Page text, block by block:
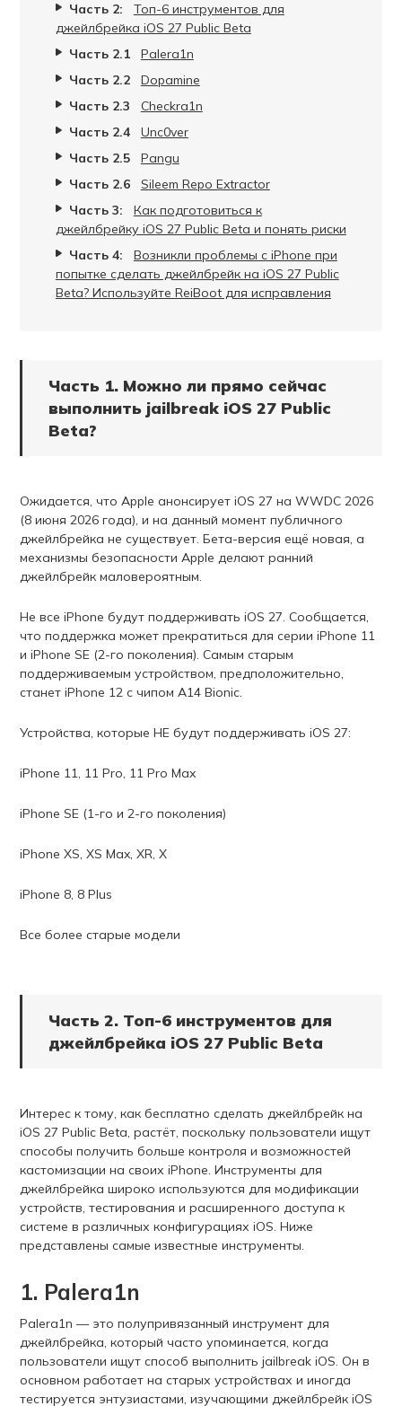
Часть 2:
Топ-6 инструментов для
джейлбрейка iOS 27 Public Beta
Часть 2.1
Palera1n
Часть 2.2
Dopamine
Часть 2.3
Checkra1n
Часть 2.4
Unc0ver
Часть 2.5
Pangu
Часть 2.6
Sileem Repo Extractor
Часть 3:
Как подготовиться к
джейлбрейку iOS 27 Public Beta и понять риски
Часть 4:
Возникли проблемы с iPhone при
попытке сделать джейлбрейк на iOS 27 Public
Beta? Используйте ReiBoot для исправления
Часть 1. Можно ли прямо сейчас
выполнить jailbreak iOS 27 Public
Beta?
Ожидается, что Apple анонсирует iOS 27 на WWDC 2026
(8 июня 2026 года), и на данный момент публичного
джейлбрейка не существует. Бета-версия ещё новая, а
механизмы безопасности Apple делают ранний
джейлбрейк маловероятным.
Не все iPhone будут поддерживать iOS 27. Сообщается,
что поддержка может прекратиться для серии iPhone 11
и iPhone SE (2-го поколения). Самым старым
поддерживаемым устройством, предположительно,
станет iPhone 12 с чипом A14 Bionic.
Устройства, которые НЕ будут поддерживать iOS 27:
iPhone 11, 11 Pro, 11 Pro Max
iPhone SE (1-го и 2-го поколения)
iPhone XS, XS Max, XR, X
iPhone 8, 8 Plus
Все более старые модели
Часть 2. Топ-6 инструментов для
джейлбрейка iOS 27 Public Beta
Интерес к тому, как бесплатно сделать джейлбрейк на
iOS 27 Public Beta, растёт, поскольку пользователи ищут
способы получить больше контроля и возможностей
кастомизации на своих iPhone. Инструменты для
джейлбрейка широко используются для модификации
устройств, тестирования и расширенного доступа к
системе в различных конфигурациях iOS. Ниже
представлены самые известные инструменты.
1. Palera1n
Palera1n — это полупривязанный инструмент для
джейлбрейка, который часто упоминается, когда
пользователи ищут способ выполнить jailbreak iOS. Он в
основном работает на старых устройствах и иногда
тестируется энтузиастами, изучающими джейлбрейк iOS